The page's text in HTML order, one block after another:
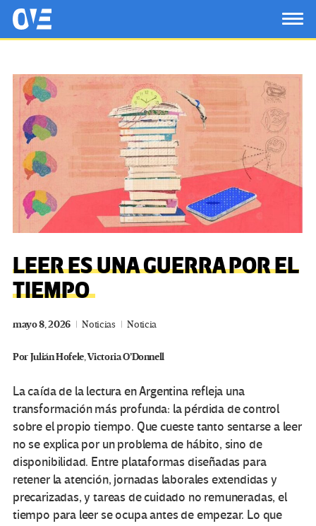
Saltar al contenido principal
OtrasVocesenEducacion.org
LEER ES UNA GUERRA POR EL
TIEMPO
mayo 8, 2026 Noticias Noticia
PorJulián Hofele, Victoria O’Donnell
La caída de la lectura en Argentina refleja una
transformación más profunda: la pérdida de control
sobre el propio tiempo. Que cueste tanto sentarse a leer
no se explica por un problema de hábito, sino de
disponibilidad. Entre plataformas diseñadas para
retener la atención, jornadas laborales extendidas y
precarizadas, y tareas de cuidado no remuneradas, el
tiempo para leer se ocupa antes de empezar. Lo que